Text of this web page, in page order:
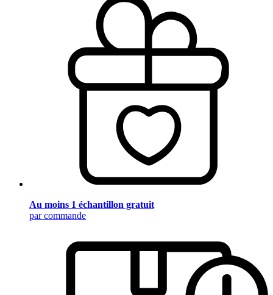
Au moins 1 échantillon gratuit
par commande